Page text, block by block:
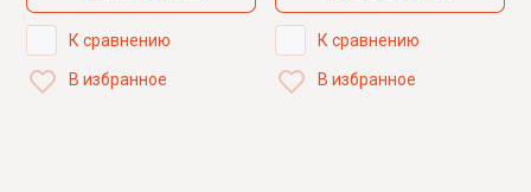
К сравнению
В избранное
К сравнению
В избранное